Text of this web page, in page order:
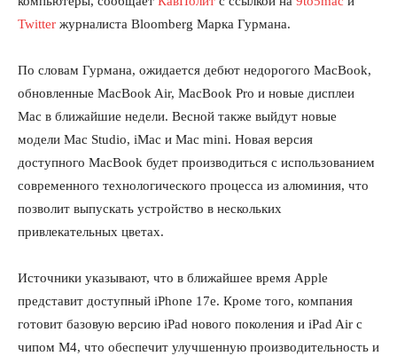
Twitter журналиста Bloomberg Марка Гурмана.
По словам Гурмана, ожидается дебют недорогого MacBook,
обновленные MacBook Air, MacBook Pro и новые дисплеи
Mac в ближайшие недели. Весной также выйдут новые
модели Mac Studio, iMac и Mac mini. Новая версия
доступного MacBook будет производиться с использованием
современного технологического процесса из алюминия, что
позволит выпускать устройство в нескольких
привлекательных цветах.
Источники указывают, что в ближайшее время Apple
представит доступный iPhone 17e. Кроме того, компания
готовит базовую версию iPad нового поколения и iPad Air с
чипом M4, что обеспечит улучшенную производительность и